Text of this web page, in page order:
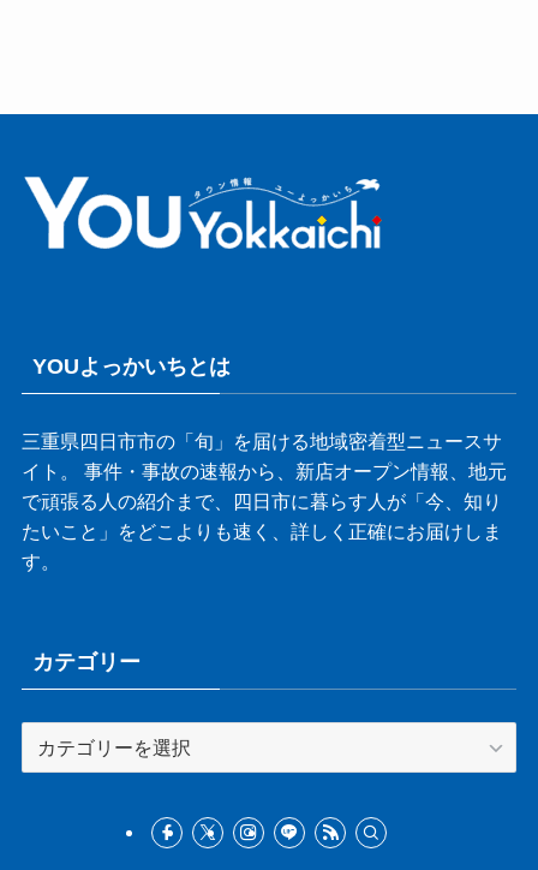
YOUよっかいちとは
三重県四日市市の「旬」を届ける地域密着型ニュースサ
イト。 事件・事故の速報から、新店オープン情報、地元
で頑張る人の紹介まで、四日市に暮らす人が「今、知り
たいこと」をどこよりも速く、詳しく正確にお届けしま
す。
カテゴリー
テ